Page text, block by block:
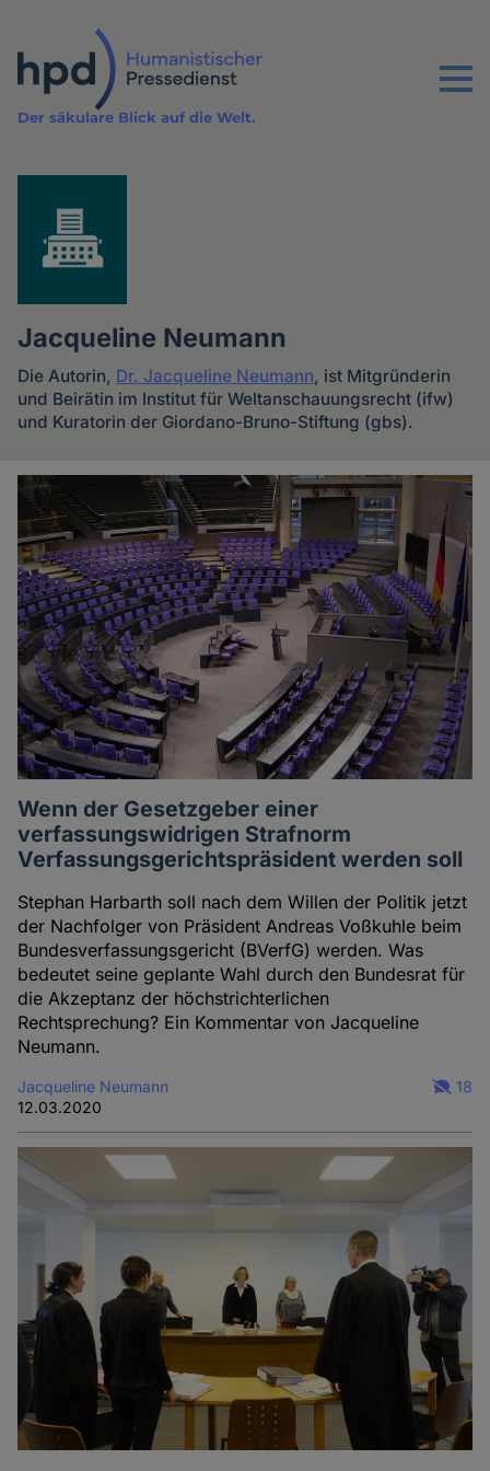
Inhalt
Menu
Der säkulare Blick auf die Welt.
Jacqueline Neumann
Die Autorin, Dr. Jacqueline Neumann , ist Mitgründerin
und Beirätin im Institut für Weltanschauungsrecht (ifw)
und Kuratorin der Giordano-Bruno-Stiftung (gbs).
Artikel
der
Autorin
Wenn der Gesetzgeber einer
verfassungswidrigen Strafnorm
Verfassungsgerichtspräsident werden soll
Stephan Harbarth soll nach dem Willen der Politik jetzt
der Nachfolger von Präsident Andreas Voßkuhle beim
Bundesverfassungsgericht (BVerfG) werden. Was
bedeutet seine geplante Wahl durch den Bundesrat für
die Akzeptanz der höchstrichterlichen
Rechtsprechung? Ein Kommentar von Jacqueline
Neumann.
Jacqueline Neumann
12.03.2020
18